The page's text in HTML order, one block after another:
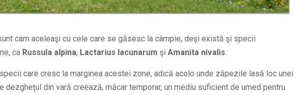
cam aceleaşi cu cele care se găsesc la câmpie, deşi există şi specii
ca Russula alpina, Lactarius lacunarum şi Amanita nivalis
care cresc la marginea acestei zone, adică acolo unde zăpezile lasă loc unei
dezgheţul din vară creează, măcar temporar, un mediu suficient de umed pentru